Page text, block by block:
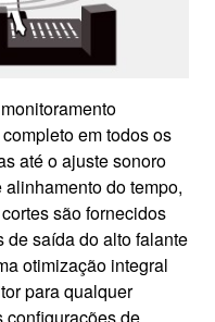
em todos os
até o ajuste sonoro
do tempo,
são fornecidos
de saída do alto falante
otimização integral
para qualquer